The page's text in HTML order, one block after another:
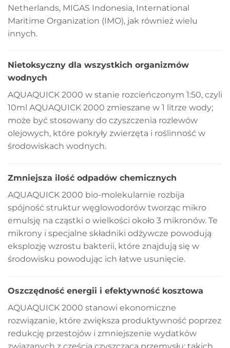
Netherlands, MIGAS Indonesia, International
Maritime Organization (IMO), jak również wielu
innych.
Nietoksyczny dla wszystkich organizmów
wodnych
AQUAQUICK 2000 w stanie rozcieńczonym 1:50, czyli
10ml AQUAQUICK 2000 zmieszane w 1 litrze wody;
może być stosowany do czyszczenia rozlewów
olejowych, które pokryły zwierzęta i roślinność w
środowiskach wodnych.
Zmniejsza ilość odpadów chemicznych
AQUAQUICK 2000 bio-molekularnie rozbija
spójność struktur węglowodorów tworząc mikro
emulsję na cząstki o wielkości około 3 mikronów. Te
mikrony i specjalne składniki odżywcze powodują
eksplozję wzrostu bakterii, które znajdują się w
środowisku powodując ich łatwe usunięcie.
Oszczędność energii i efektywność kosztowa
AQUAQUICK 2000 stanowi ekonomiczne
rozwiązanie, które zwiększa produktywność poprzez
redukcję przestojów i zmniejszenie wydatków